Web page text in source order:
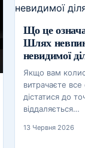
Що це
Шлях
невидимої
Якщо вам
витрачаєте
дістатися до
віддаляється…
13 Червня 2026